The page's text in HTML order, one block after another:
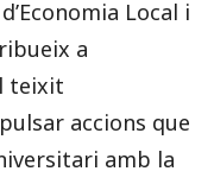
Local i
a
teixit
accions que
amb la